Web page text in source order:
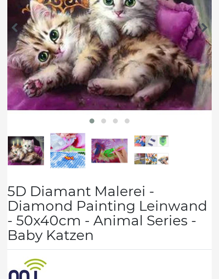
5D Diamant Malerei -
Diamond Painting Leinwand
- 50x40cm - Animal Series -
Baby Katzen